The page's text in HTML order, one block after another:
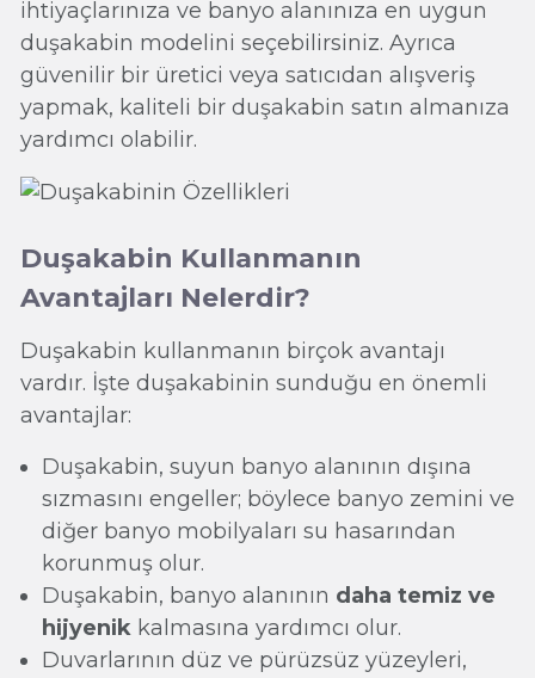
ihtiyaçlarınıza ve banyo alanınıza en uygun
duşakabin modelini seçebilirsiniz. Ayrıca
güvenilir bir üretici veya satıcıdan alışveriş
yapmak, kaliteli bir duşakabin satın almanıza
yardımcı olabilir.
Duşakabin Kullanmanın
Avantajları Nelerdir?
Duşakabin kullanmanın birçok avantajı
vardır. İşte duşakabinin sunduğu en önemli
avantajlar:
Duşakabin, suyun banyo alanının dışına
sızmasını engeller; böylece banyo zemini ve
diğer banyo mobilyaları su hasarından
korunmuş olur.
Duşakabin, banyo alanının daha temiz ve
hijyenik kalmasına yardımcı olur.
Duvarlarının düz ve pürüzsüz yüzeyleri,